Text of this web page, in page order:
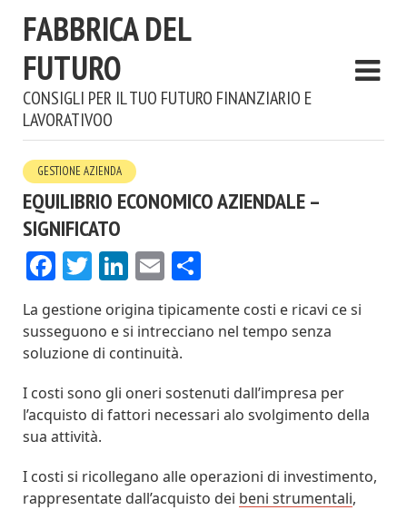
FABBRICA DEL
FUTURO
CONSIGLI PER IL TUO FUTURO FINANZIARIO E
LAVORATIVOO
GESTIONE AZIENDA
EQUILIBRIO ECONOMICO AZIENDALE –
SIGNIFICATO
Facebook
Twitter
LinkedIn
Email
La gestione origina tipicamente costi e ricavi ce si
susseguono e si intrecciano nel tempo senza
soluzione di continuità.
I costi sono gli oneri sostenuti dall’impresa per
l’acquisto di fattori necessari alo svolgimento della
sua attività.
I costi si ricollegano alle operazioni di investimento,
rappresentate dall’acquisto dei beni strumentali,